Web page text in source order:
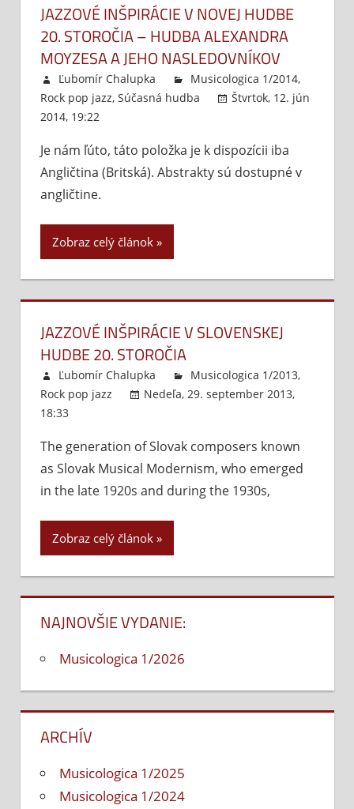
JAZZOVÉ INŠPIRÁCIE V NOVEJ HUDBE
20. STOROČIA – HUDBA ALEXANDRA
MOYZESA A JEHO NASLEDOVNÍKOV
Ľubomír Chalupka Musicologica 1/2014,
Rock pop jazz, Súčasná hudba
Štvrtok, 12. jún
2014, 19:22
inšpirácie
v
Alexandra
Moyzesa
nasledovníkov
Je nám ľúto, táto položka je k dispozícii iba
Angličtina (Britská). Abstrakty sú dostupné v
angličtine.
Zobraz celý článok
JAZZOVÉ INŠPIRÁCIE V SLOVENSKEJ
HUDBE 20. STOROČIA
Ľubomír Chalupka Musicologica 1/2013,
Rock pop jazz
Nedeľa, 29. september 2013,
18:33
inšpirácie
v
slovenskej
The generation of Slovak composers known
as Slovak Musical Modernism, who emerged
in the late 1920s and during the 1930s,
Zobraz celý článok
NAJNOVŠIE VYDANIE:
Musicologica 1/2026
ARCHÍV
Musicologica 1/2025
Musicologica 1/2024